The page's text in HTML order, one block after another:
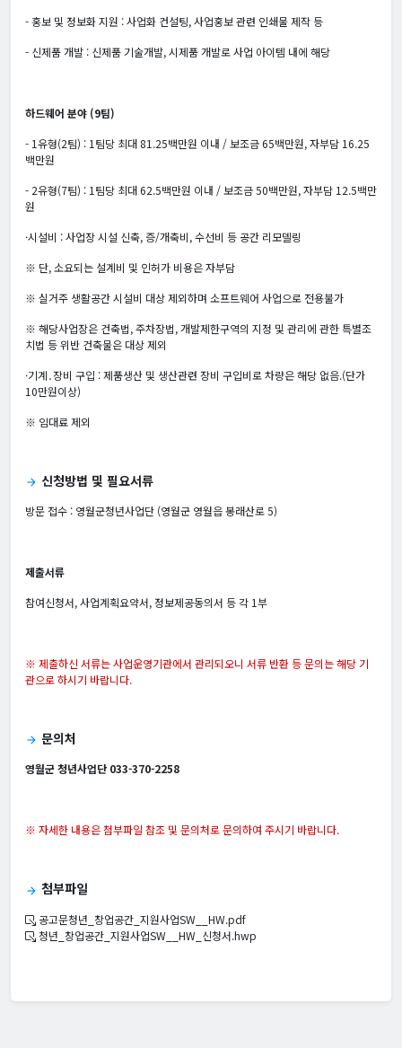
- 홍보 및 정보화 지원 : 사업화 컨설팅, 사업홍보 관련 인쇄물 제작 등
- 신제품 개발 : 신제품 기술개발, 시제품 개발로 사업 아이템 내에 해당
하드웨어 분야 (9팀)
- 1유형(2팀) : 1팀당 최대 81.25백만원 이내 / 보조금 65백만원, 자부담 16.25
백만원
- 2유형(7팀) : 1팀당 최대 62.5백만원 이내 / 보조금 50백만원, 자부담 12.5백만
원
·시설비 : 사업장 시설 신축, 증/개축비, 수선비 등 공간 리모델링
※ 단, 소요되는 설계비 및 인허가 비용은 자부담
※ 실거주 생활공간 시설비 대상 제외하며 소프트웨어 사업으로 전용불가
※ 해당사업장은 건축법, 주차장법, 개발제한구역의 지정 및 관리에 관한 특별조
치법 등 위반 건축물은 대상 제외
·기계․장비 구입 : 제품생산 및 생산관련 장비 구입비로 차량은 해당 없음.(단가
10만원이상)
※ 임대료 제외
arrow_forward 신청방법 및 필요서류
방문 접수 : 영월군청년사업단 (영월군 영월읍 봉래산로 5)
제출서류
참여신청서, 사업계획요약서, 정보제공동의서 등 각 1부
※ 제출하신 서류는 사업운영기관에서 관리되오니 서류 반환 등 문의는 해당 기
관으로 하시기 바랍니다.
arrow_forward 문의처
영월군 청년사업단 033-370-2258
※ 자세한 내용은 첨부파일 참조 및 문의처로 문의하여 주시기 바랍니다.
arrow_forward 첨부파일
공고문청년_창업공간_지원사업SW__HW.pdf
청년_창업공간_지원사업SW__HW_신청서.hwp